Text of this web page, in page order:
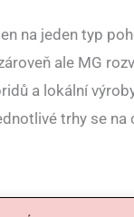
na jeden typ
ale MG
a lokální
trhy se